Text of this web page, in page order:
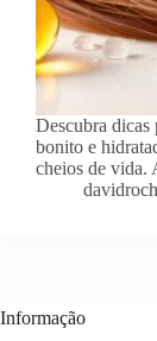
Descubra dicas
bonito e
cheios de vida.
Informação